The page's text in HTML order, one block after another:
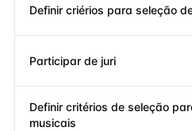
Definir criérios para seleção
Participar de juri
Definir critérios de seleção
musicais